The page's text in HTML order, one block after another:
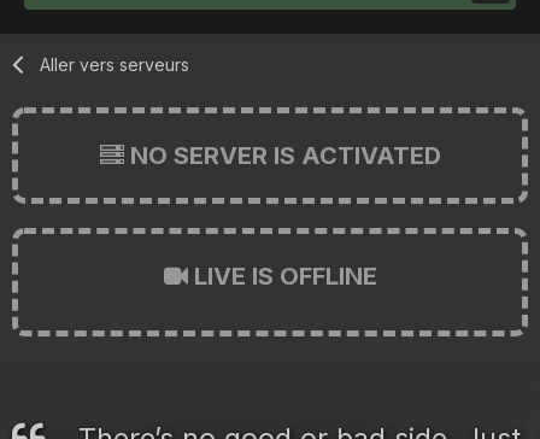
Aller vers serveurs
NO SERVER IS ACTIVATED
LIVE IS OFFLINE